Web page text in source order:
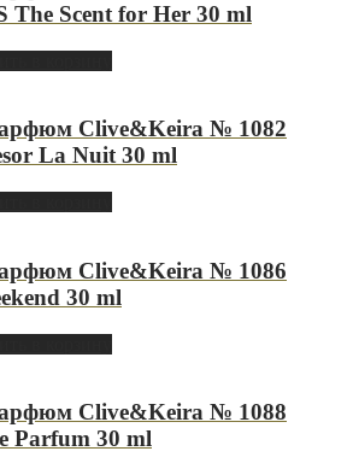
The Scent for Her 30 ml
Clive&Keira № 1082
La Nuit 30 ml
Clive&Keira № 1086
30 ml
Clive&Keira № 1088
Parfum 30 ml